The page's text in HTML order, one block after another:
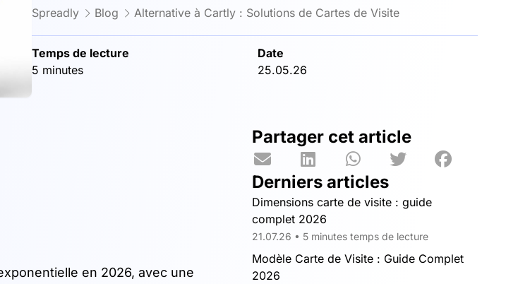
Spreadly Blog Alternative à Cartly : Solutions de Cartes de Visite
Temps de lecture
5 minutes
Date
25.05.26
en 2026, avec une
Partager cet article
Derniers articles
Dimensions carte de visite : guide
complet 2026
21.07.26 • 5 minutes temps de lecture
Modèle Carte de Visite : Guide Complet
2026